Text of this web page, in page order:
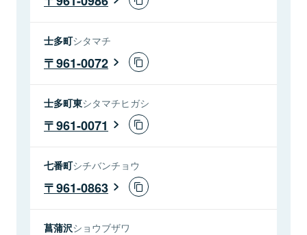
士多町シタマチ
961-0072
士多町東シタマチヒガシ
961-0071
七番町シチバンチョウ
961-0863
菖蒲沢ショウブザワ